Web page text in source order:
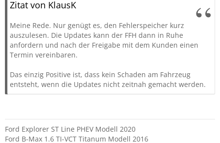
Zitat von KlausK
Meine Rede. Nur genügt es, den Fehlerspeicher kurz
auszulesen. Die Updates kann der FFH dann in Ruhe
anfordern und nach der Freigabe mit dem Kunden einen
Termin vereinbaren.
Das einzig Positive ist, dass kein Schaden am Fahrzeug
entsteht, wenn die Updates nicht zeitnah gemacht werden.
Ford Explorer ST Line PHEV Modell 2020
Ford B-Max 1.6 TI-VCT Titanum Modell 2016